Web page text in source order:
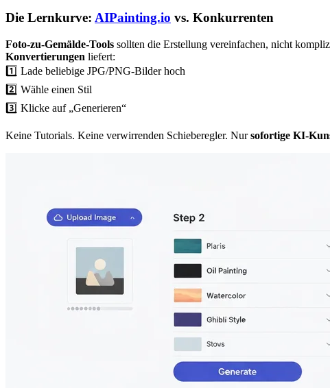
Die Lernkurve: AIPainting.io vs. Konkurrenten
Foto-zu-Gemälde-Tools sollten die Erstellung vereinfachen, nicht
Konvertierungen liefert:
1️⃣ Lade beliebige JPG/PNG-Bilder hoch
2️⃣ Wähle einen Stil
3️⃣ Klicke auf „Generieren“
Keine Tutorials. Keine verwirrenden Schieberegler. Nursofortige KI-